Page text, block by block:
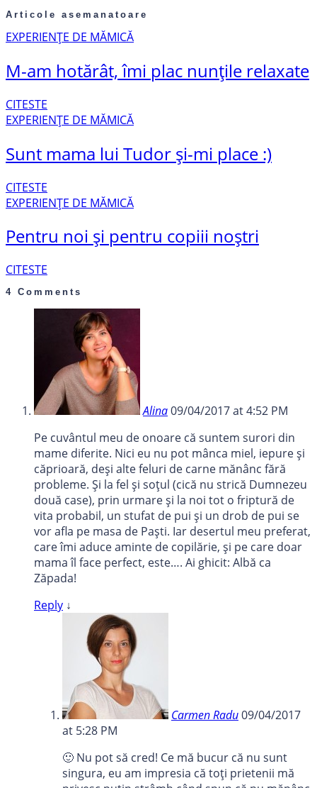
Articole asemanatoare
EXPERIENȚE DE MĂMICĂ
M-am hotărât, îmi plac nunțile relaxate
CITESTE
EXPERIENȚE DE MĂMICĂ
Sunt mama lui Tudor și-mi place :)
CITESTE
EXPERIENȚE DE MĂMICĂ
Pentru noi și pentru copiii noștri
CITESTE
4 Comments
Alina09/04/2017 at 4:52 PM
Pe cuvântul meu de onoare că suntem surori din
mame diferite. Nici eu nu pot mânca miel, iepure și
căprioară, deși alte feluri de carne mănânc fără
probleme. Și la fel și soțul (cică nu strică Dumnezeu
două case), prin urmare și la noi tot o friptură de
vita probabil, un stufat de pui și un drob de pui se
vor afla pe masa de Paști. Iar desertul meu preferat,
care îmi aduce aminte de copilărie, și pe care doar
mama îl face perfect, este…. Ai ghicit: Albă ca
Zăpada!
Reply ↓
Carmen Radu09/04/2017
at 5:28 PM
🙂 Nu pot să cred! Ce mă bucur că nu sunt
singura, eu am impresia că toți prietenii mă